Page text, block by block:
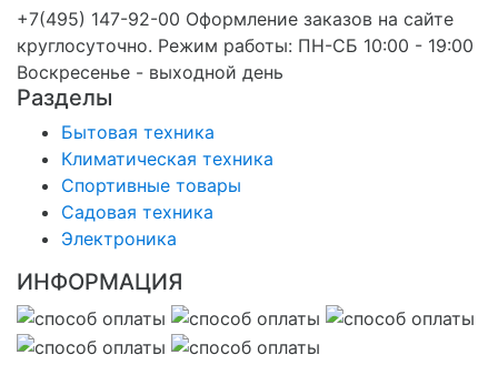
+7(495) 147-92-00 Оформление заказов на сайте
круглосуточно. Режим работы: ПН-СБ 10:00 - 19:00
Воскресенье - выходной день
Разделы
Бытовая техника
Климатическая техника
Спортивные товары
Садовая техника
Электроника
ИНФОРМАЦИЯ